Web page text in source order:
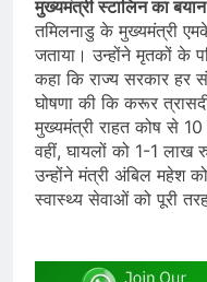
मुख्यमंत्री स्टालिन का
तमिलनाडु के मुख्यमंत्री
जताया। उन्होंने मृतकों के
कहा कि राज्य सरकार हर
घोषणा की कि करूर
मुख्यमंत्री राहत कोष से
वहीं, घायलों को 1-1 लाख
उन्होंने मंत्री अंबिल महेश
स्वास्थ्य सेवाओं को पूरी